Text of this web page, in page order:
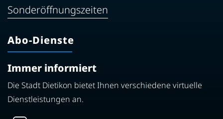
Sonderöffnungszeiten
Abo-Dienste
Immer informiert
Die Stadt Dietikon bietet Ihnen verschiedene virtuelle
Dienstleistungen an.